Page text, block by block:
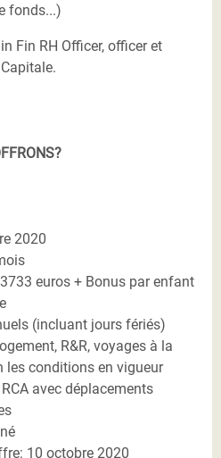
fonds...)
Fin RH Officer, officer et
2020
euros + Bonus par enfant
(incluant jours fériés)
R&R, voyages à la
les conditions en vigueur
avec déplacements
10 octobre 2020